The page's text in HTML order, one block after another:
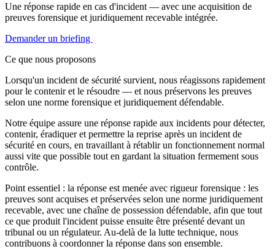
Une réponse rapide en cas d'incident — avec une acquisition de
preuves forensique et juridiquement recevable intégrée.
Demander un briefing
Ce que nous proposons
Lorsqu'un incident de sécurité survient, nous réagissons rapidement
pour le contenir et le résoudre — et nous préservons les preuves
selon une norme forensique et juridiquement défendable.
Notre équipe assure une réponse rapide aux incidents pour détecter,
contenir, éradiquer et permettre la reprise après un incident de
sécurité en cours, en travaillant à rétablir un fonctionnement normal
aussi vite que possible tout en gardant la situation fermement sous
contrôle.
Point essentiel : la réponse est menée avec rigueur forensique : les
preuves sont acquises et préservées selon une norme juridiquement
recevable, avec une chaîne de possession défendable, afin que tout
ce que produit l'incident puisse ensuite être présenté devant un
tribunal ou un régulateur. Au-delà de la lutte technique, nous
contribuons à coordonner la réponse dans son ensemble.